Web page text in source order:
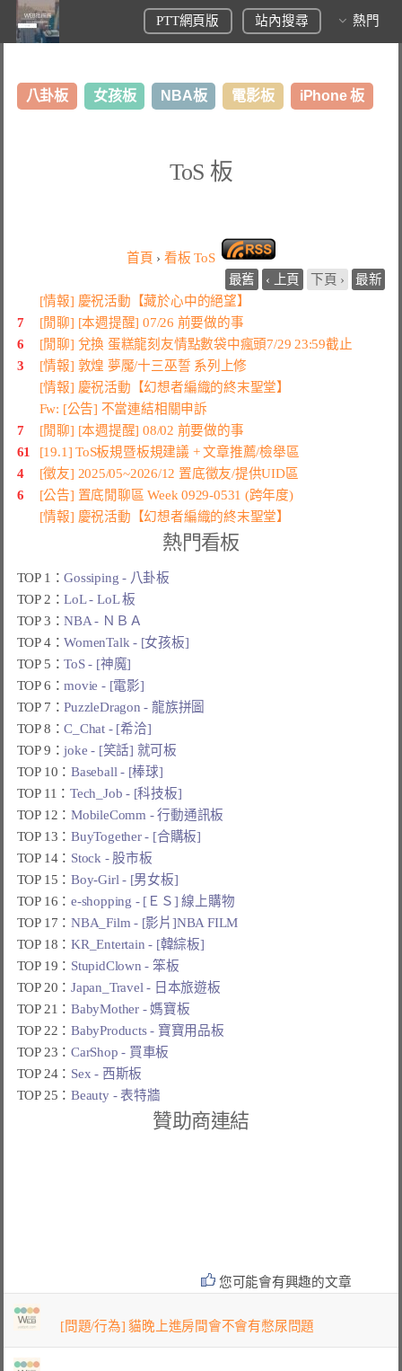
PTT網頁版 站內搜尋 熱門
八卦板 女孩板 NBA板 電影板 iPhone 板
ToS 板
首頁 › 看板ToS
最舊
‹ 上頁 下頁 ›
最新
[情報] 慶祝活動【藏於心中的絕望】
7
[閒聊] [本週提醒] 07/26 前要做的事
6
[閒聊] 兌換 蛋糕龍刻友情點數袋中瘋頭7/29 23:59截止
3
[情報] 敦煌 夢魘/十三巫誓 系列上修
[情報] 慶祝活動【幻想者編織的終末聖堂】
Fw: [公告] 不當連結相關申訴
7
[閒聊] [本週提醒] 08/02 前要做的事
61
[19.1] ToS板規暨板規建議 + 文章推薦/檢舉區
4
[徵友] 2025/05~2026/12 置底徵友/提供UID區
6
[公告] 置底閒聊區 Week 0929-0531 (跨年度)
[情報] 慶祝活動【幻想者編織的終末聖堂】
熱門看板
TOP 1：Gossiping - 八卦板
TOP 2：LoL - LoL 板
TOP 3：NBA - ＮＢＡ
TOP 4：WomenTalk - [女孩板]
TOP 5：ToS - [神魔]
TOP 6：movie - [電影]
TOP 7：PuzzleDragon - 龍族拼圖
TOP 8：C_Chat - [希洽]
TOP 9：joke - [笑話] 就可板
TOP 10：Baseball - [棒球]
TOP 11：Tech_Job - [科技板]
TOP 12：MobileComm - 行動通訊板
TOP 13：BuyTogether - [合購板]
TOP 14： Stock - 股市板
TOP 15：Boy-Girl - [男女板]
TOP 16：e-shopping - [ＥＳ] 線上購物
TOP 17：NBA_Film - [影片]NBA FILM
TOP 18：KR_Entertain - [韓綜板]
TOP 19： StupidClown - 笨板
TOP 20：Japan_Travel - 日本旅遊板
TOP 21：BabyMother - 媽寶板
TOP 22：BabyProducts - 寶寶用品板
TOP 23：CarShop - 買車板
TOP 24： Sex - 西斯板
TOP 25：Beauty - 表特牆
贊助商連結
您可能會有興趣的文章
[問題/行為] 貓晚上進房間會不會有憋尿問題